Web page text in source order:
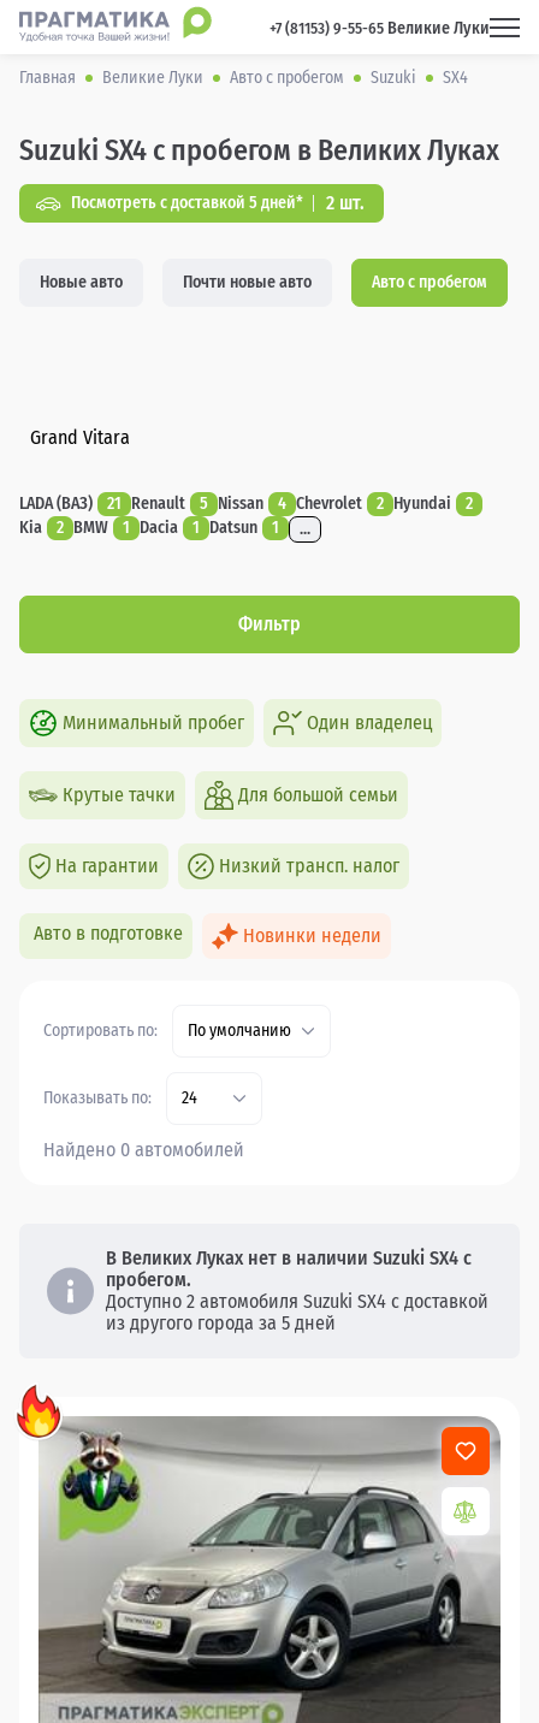
+7 (81153) 9-55-65 Великие Луки
Главная Великие Луки Авто с пробегом Suzuki SX4
Suzuki SX4 с пробегом в Великих Луках
Посмотреть с доставкой 5 дней* 2 шт.
Новые авто Почти новые авто Авто с пробегом
Grand Vitara
LADA (ВАЗ) 21 Renault 5 Nissan 4 Chevrolet 2 Hyundai
2
Kia
2 BMW 1 Dacia 1 Datsun 1 ...
Фильтр
Минимальный пробег Один владелец
Крутые тачки Для большой семьи
На гарантии Низкий трансп. налог
Авто в подготовке Новинки недели
Сортировать по: По умолчанию
Показывать по: 24
Найдено 0 автомобилей
В Великих Луках нет в наличии Suzuki SX4 с
пробегом.
Доступно 2 автомобиля Suzuki SX4 с доставкой
из другого города за 5 дней